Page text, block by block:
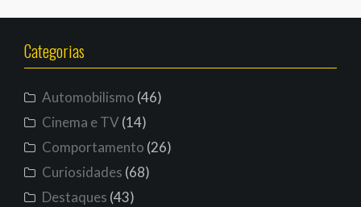
Categorias
Automobilismo (46)
Cinema e TV(14)
Comportamento (26)
Curiosidades (68)
Destaques (43)